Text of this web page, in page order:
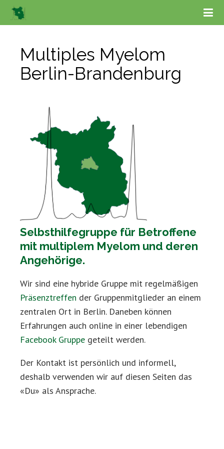
Multiples Myelom
Berlin-Brandenburg
Selbsthilfegruppe für Betroffene
mit multiplem Myelom und deren
Angehörige.
Wir sind eine hybride Gruppe mit regelmäßigen
Präsenztreffen der Gruppenmitglieder an einem
zentralen Ort in Berlin. Daneben können
Erfahrungen auch online in einer lebendigen
Facebook Gruppe geteilt werden.
Der Kontakt ist persönlich und informell,
deshalb verwenden wir auf diesen Seiten das
«Du» als Ansprache.